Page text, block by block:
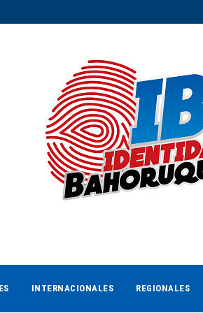
INTERNACIONALES REGIONALES